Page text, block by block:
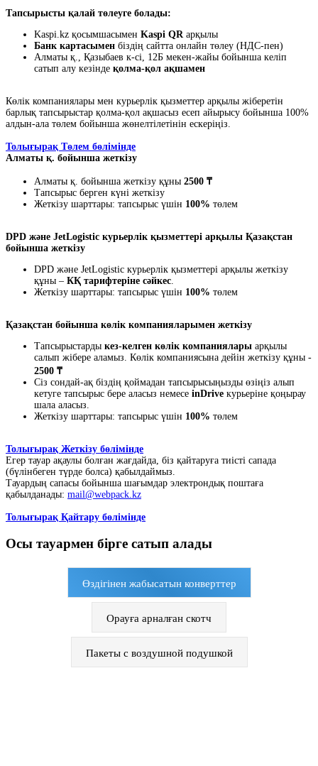
Тапсырысты қалай төлеуге болады:
Kaspi.kz қосымшасымен Kaspi QR арқылы
Банк картасымен біздің сайтта онлайн төлеу (НДС-пен)
Алматы қ., Қазыбаев к-сі, 12Б мекен-жайы бойынша келіп
сатып алу кезінде қолма-қол ақшамен
Көлік компаниялары мен курьерлік қызметтер арқылы жіберетін
барлық тапсырыстар қолма-қол ақшасыз есеп айырысу бойынша 100%
алдын-ала төлем бойынша жөнелтілетінін ескеріңіз.
Толығырақ Төлем бөлімінде
Алматы қ. бойынша жеткізу
Алматы қ. бойынша жеткізу құны 2500 ₸
Тапсырыс берген күні жеткізу
Жеткізу шарттары: тапсырыс үшін 100% төлем
DPD және JetLogistic курьерлік қызметтері арқылы Қазақстан
бойынша жеткізу
DPD және JetLogistic курьерлік қызметтері арқылы жеткізу
құны – КҚ тарифтеріне сәйкес
Жеткізу шарттары: тапсырыс үшін 100% төлем
Қазақстан бойынша көлік компанияларымен жеткізу
Тапсырыстарды кез-келген көлік компаниялары арқылы
салып жібере аламыз. Көлік компаниясына дейін жеткізу құны -
2500 ₸
Сіз сондай-ақ біздің қоймадан тапсырысыңызды өзіңіз алып
кетуге тапсырыс бере аласыз немесе inDrive курьеріне қоңырау
шала аласыз.
Жеткізу шарттары: тапсырыс үшін 100% төлем
Толығырақ Жеткізу бөлімінде
Егер тауар ақаулы болған жағдайда, біз қайтаруға тиісті сапада
(бүлінбеген түрде болса) қабылдаймыз.
Тауардың сапасы бойынша шағымдар электрондық поштаға
қабылданады: mail@webpack.kz
Толығырақ Қайтару бөлімінде
Осы тауармен бірге сатып алады
Өздігінен жабысатын конверттер
Орауға арналған скотч
Пакеты с воздушной подушкой